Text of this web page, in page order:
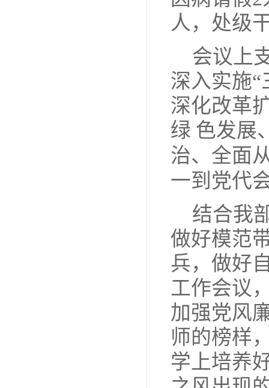
人，处级
会议上
深入实施“
深化改革
绿 色发展
治、全面
一到党代
结合我
做好模范
兵，做好
工作会议
加强党风
师的榜样
学上培养